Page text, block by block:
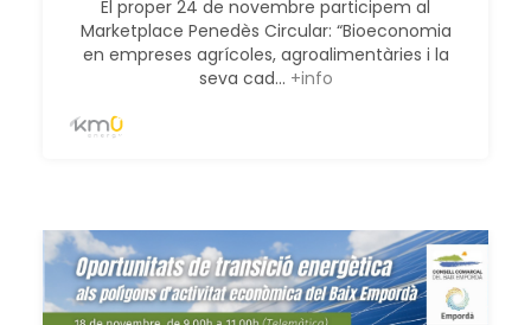
El proper 24 de novembre participem al
Marketplace Penedès Circular: “Bioeconomia
en empreses agrícoles, agroalimentàries i la
seva cad... +info